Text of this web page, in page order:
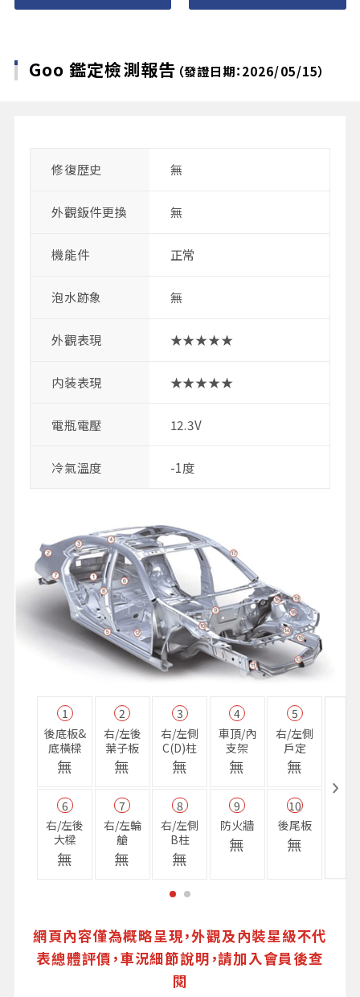
Goo 鑑定檢測報告 （發證日期：2026/05/15）
修復歴史 無
外觀鈑件更換 無
機能件 正常
泡水跡象 無
外觀表現 ★★★★★
内装表現 ★★★★★
電瓶電壓 12.3V
冷氣溫度 -1度
1
後底板&
底橫樑
無
2
右/左後
葉子板
無
3
右/左側
C(D)柱
無
4
車頂/內
支架
無
5
右/左側
戶定
無
6
右/左後
大樑
無
7
右/左輪
艙
無
8
右/左側
B柱
無
9
防火牆
無
10
後尾板
無
網頁內容僅為概略呈現，外觀及內裝星級不代
表總體評價，車況細節說明，請加入會員後查
閱